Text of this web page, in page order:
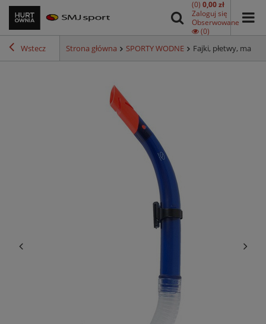
(0) 0,00 zł
Zaloguj się
Obserwowane
(0)
Wstecz Strona główna SPORTY WODNE Fajki, płetwy, maski